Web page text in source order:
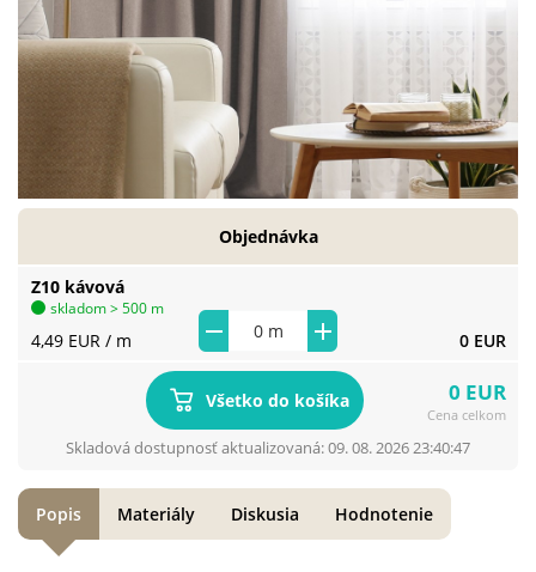
Z10 kávová
4,49 EUR / m 0 EUR
skladom > 500 m
Objednávka
Všetko do košíka 0 EUR
Cena celkom
Skladová dostupnosť aktualizovaná: 09. 08. 2026 23:40:47
Popis Materiály Diskusia Hodnotenie